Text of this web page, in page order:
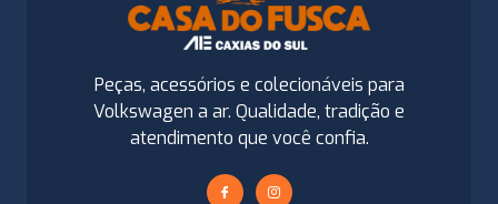
Peças, acessórios e colecionáveis para
Volkswagen a ar. Qualidade, tradição e
atendimento que você confia.